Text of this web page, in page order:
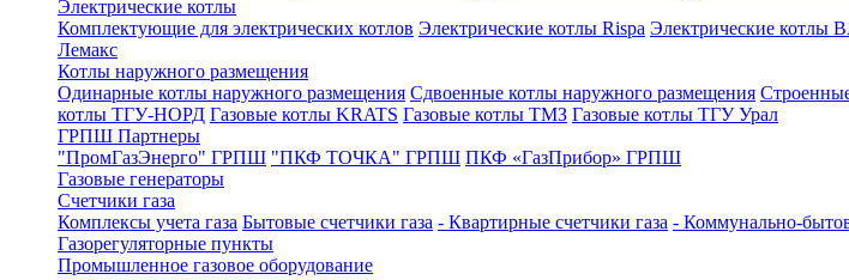
Электрические котлы
Комплектующие для электрических котлов Электрические котлы Rispa Электрические котлы
Лемакс
Котлы наружного размещения
Одинарные котлы наружного размещения Сдвоенные котлы наружного размещения
котлы ТГУ-НОРД Газовые котлы KRATS Газовые котлы ТМЗ Газовые котлы ТГУ Урал
ГРПШ Партнеры
"ПромГазЭнерго" ГРПШ "ПКФ ТОЧКА" ГРПШ ПКФ «ГазПрибор» ГРПШ
Газовые генераторы
Счетчики газа
Комплексы учета газа Бытовые счетчики газа - Квартирные счетчики газа - Коммунально-
Газорегуляторные пункты
Промышленное газовое оборудование